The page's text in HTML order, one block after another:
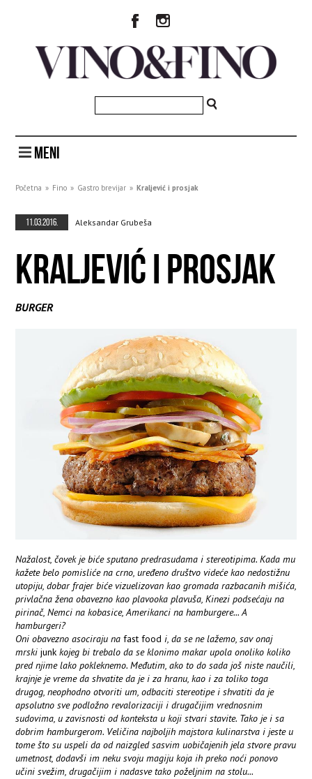
MENI
Početna » Fino » Gastro brevijar » Kraljević i prosjak
11.03.2016. Aleksandar Grubeša
KRALJEVIĆ I PROSJAK
BURGER
Nažalost, čovek je biće sputano predrasudama i stereotipima. Kada mu
kažete belo pomisliće na crno, uređeno društvo videće kao nedostižnu
utopiju, dobar frajer biće vizuelizovan kao gromada razbacanih mišića,
privlačna žena obavezno kao plavooka plavuša, Kinezi podsećaju na
pirinač, Nemci na kobasice, Amerikanci na hamburgere... A
hamburgeri?
Oni obavezno asociraju nafast food i, da se ne lažemo, sav onaj
mrskijunk kojeg bi trebalo da se klonimo makar upola onoliko koliko
pred njime lako pokleknemo. Međutim, ako to do sada još niste naučili,
krajnje je vreme da shvatite da je i za hranu, kao i za toliko toga
drugog, neophodno otvoriti um, odbaciti stereotipe i shvatiti da je
apsolutno sve podložno revalorizaciji i drugačijim vrednosnim
sudovima, u zavisnosti od konteksta u koji stvari stavite. Tako je i sa
dobrim hamburgerom. Veličina najboljih majstora kulinarstva i jeste u
tome što su uspeli da od naizgled sasvim uobičajenih jela stvore pravu
umetnost, dodavši im neku svoju magiju koja ih preko noći ponovo
učini svežim, drugačijim i nadasve tako poželjnim na stolu...